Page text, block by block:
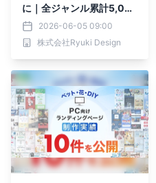
に｜全ジャンル累計5,00
0本以上の制作実績
2026-06-05 09:00
株式会社Ryuki Design